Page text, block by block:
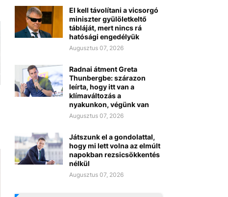
El kell távolítani a vicsorgó
miniszter gyülöletkeltő
tábláját, mert nincs rá
hatósági engedélyük
Augusztus 07, 2026
Radnai átment Greta
Thunbergbe: szárazon
leírta, hogy itt van a
klímaváltozás a
nyakunkon, végünk van
Augusztus 07, 2026
Játszunk el a gondolattal,
hogy mi lett volna az elmúlt
napokban rezsicsökkentés
nélkül
Augusztus 07, 2026